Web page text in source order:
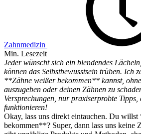
Zahnmedizin
Min. Lesezeit
Jeder wünscht sich ein blendendes
können das Selbstbewusstsein trüben. Ich
**Zähne weißer bekommen** kannst,
auszugeben oder deinen Zähnen zu
Versprechungen, nur praxiserprobte
funktionieren!
Okay, lass uns direkt eintauchen. Du
bekommen**? Super, dann lass uns keine